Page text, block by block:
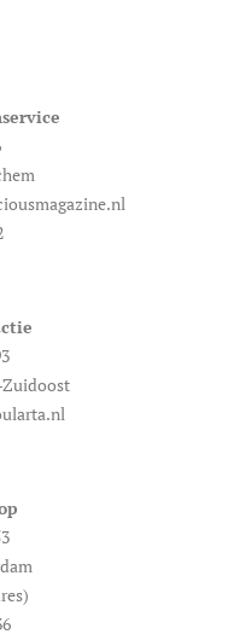
Zuidoost